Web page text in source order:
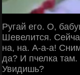
Ругай его. О,
Шевелится.
на, на. А-а-а!
да? И пчелка
Увидишь?